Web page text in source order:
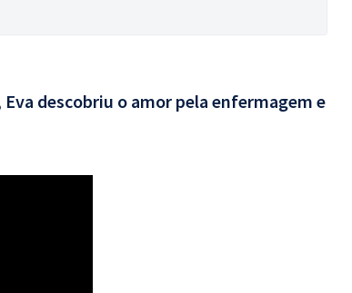
descobriu o amor pela enfermagem e